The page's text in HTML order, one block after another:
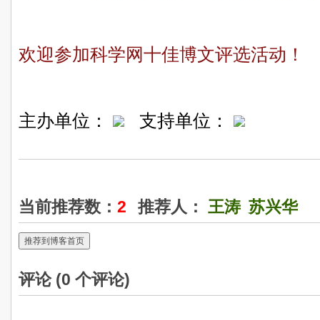
欢迎参加科学网十佳博文评选活动！
主办单位： 支持单位：
当前推荐数： 2 推荐人： 王涛 苏兴华
推荐到博客首页
评论 (0 个评论)